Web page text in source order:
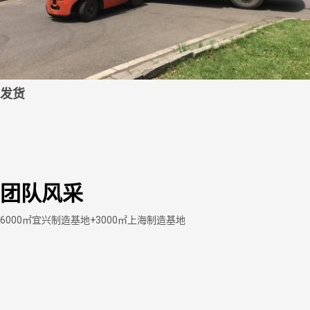
发货
团队风采
6000㎡宜兴制造基地+3000㎡上海制造基地